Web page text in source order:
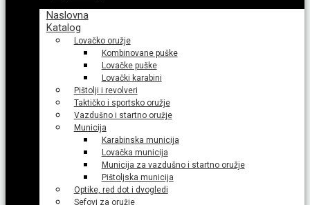
Naslovna
Katalog
Lovačko oružje
Kombinovane puške
Lovačke puške
Lovački karabini
Pištolji i revolveri
Taktičko i sportsko oružje
Vazdušno i startno oružje
Municija
Karabinska municija
Lovačka municija
Municija za vazdušno i startno oružje
Pištoljska municija
Optike, red dot i dvogledi
Sefovi za oružje